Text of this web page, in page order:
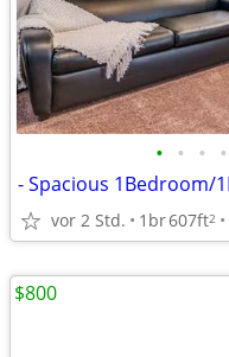
• • • •
vor 2 Std. 1br607ft2
$800